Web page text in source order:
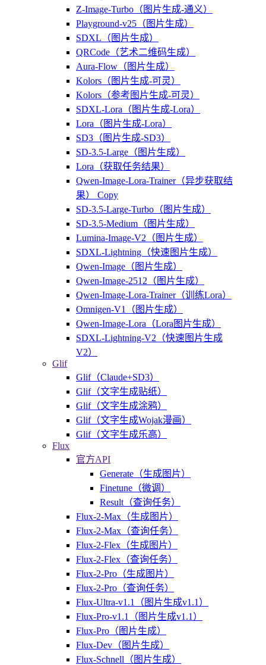
Z-Image-Turbo（图片生成-通义）
Playground-v25（图片生成）
SDXL（图片生成）
QRCode（艺术二维码生成）
Aura-Flow（图片生成）
Kolors（图片生成-可灵）
Kolors（参考图片生成-可灵）
SDXL-Lora（图片生成-Lora）
Lora（图片生成-Lora）
SD3（图片生成-SD3）
SD-3.5-Large（图片生成）
Lora（获取任务结果）
Qwen-Image-Lora-Trainer（异步获取结
果） Copy
SD-3.5-Large-Turbo（图片生成）
SD-3.5-Medium（图片生成）
Lumina-Image-V2（图片生成）
SDXL-Lightning（快速图片生成）
Qwen-Image（图片生成）
Qwen-Image-2512（图片生成）
Qwen-Image-Lora-Trainer（训练Lora）
Omnigen-V1（图片生成）
Qwen-Image-Lora（Lora图片生成）
SDXL-Lightning-V2（快速图片生成
V2）
Glif
Glif（Claude+SD3）
Glif（文字生成贴纸）
Glif（文字生成涂鸦）
Glif（文字生成Wojak漫画）
Glif（文字生成乐高）
Flux
官方API
Generate（生成图片）
Finetune（微调）
Result（查询任务）
Flux-2-Max（生成图片）
Flux-2-Max（查询任务）
Flux-2-Flex（生成图片）
Flux-2-Flex（查询任务）
Flux-2-Pro（生成图片）
Flux-2-Pro（查询任务）
Flux-Ultra-v1.1（图片生成v1.1）
Flux-Pro-v1.1（图片生成v1.1）
Flux-Pro（图片生成）
Flux-Dev（图片生成）
Flux-Schnell（图片生成）